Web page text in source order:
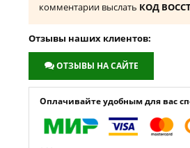
комментарии выслать КОД
Отзывы наших клиентов:
ОТЗЫВЫ НА САЙТЕ
Оплачивайте удобным для вас